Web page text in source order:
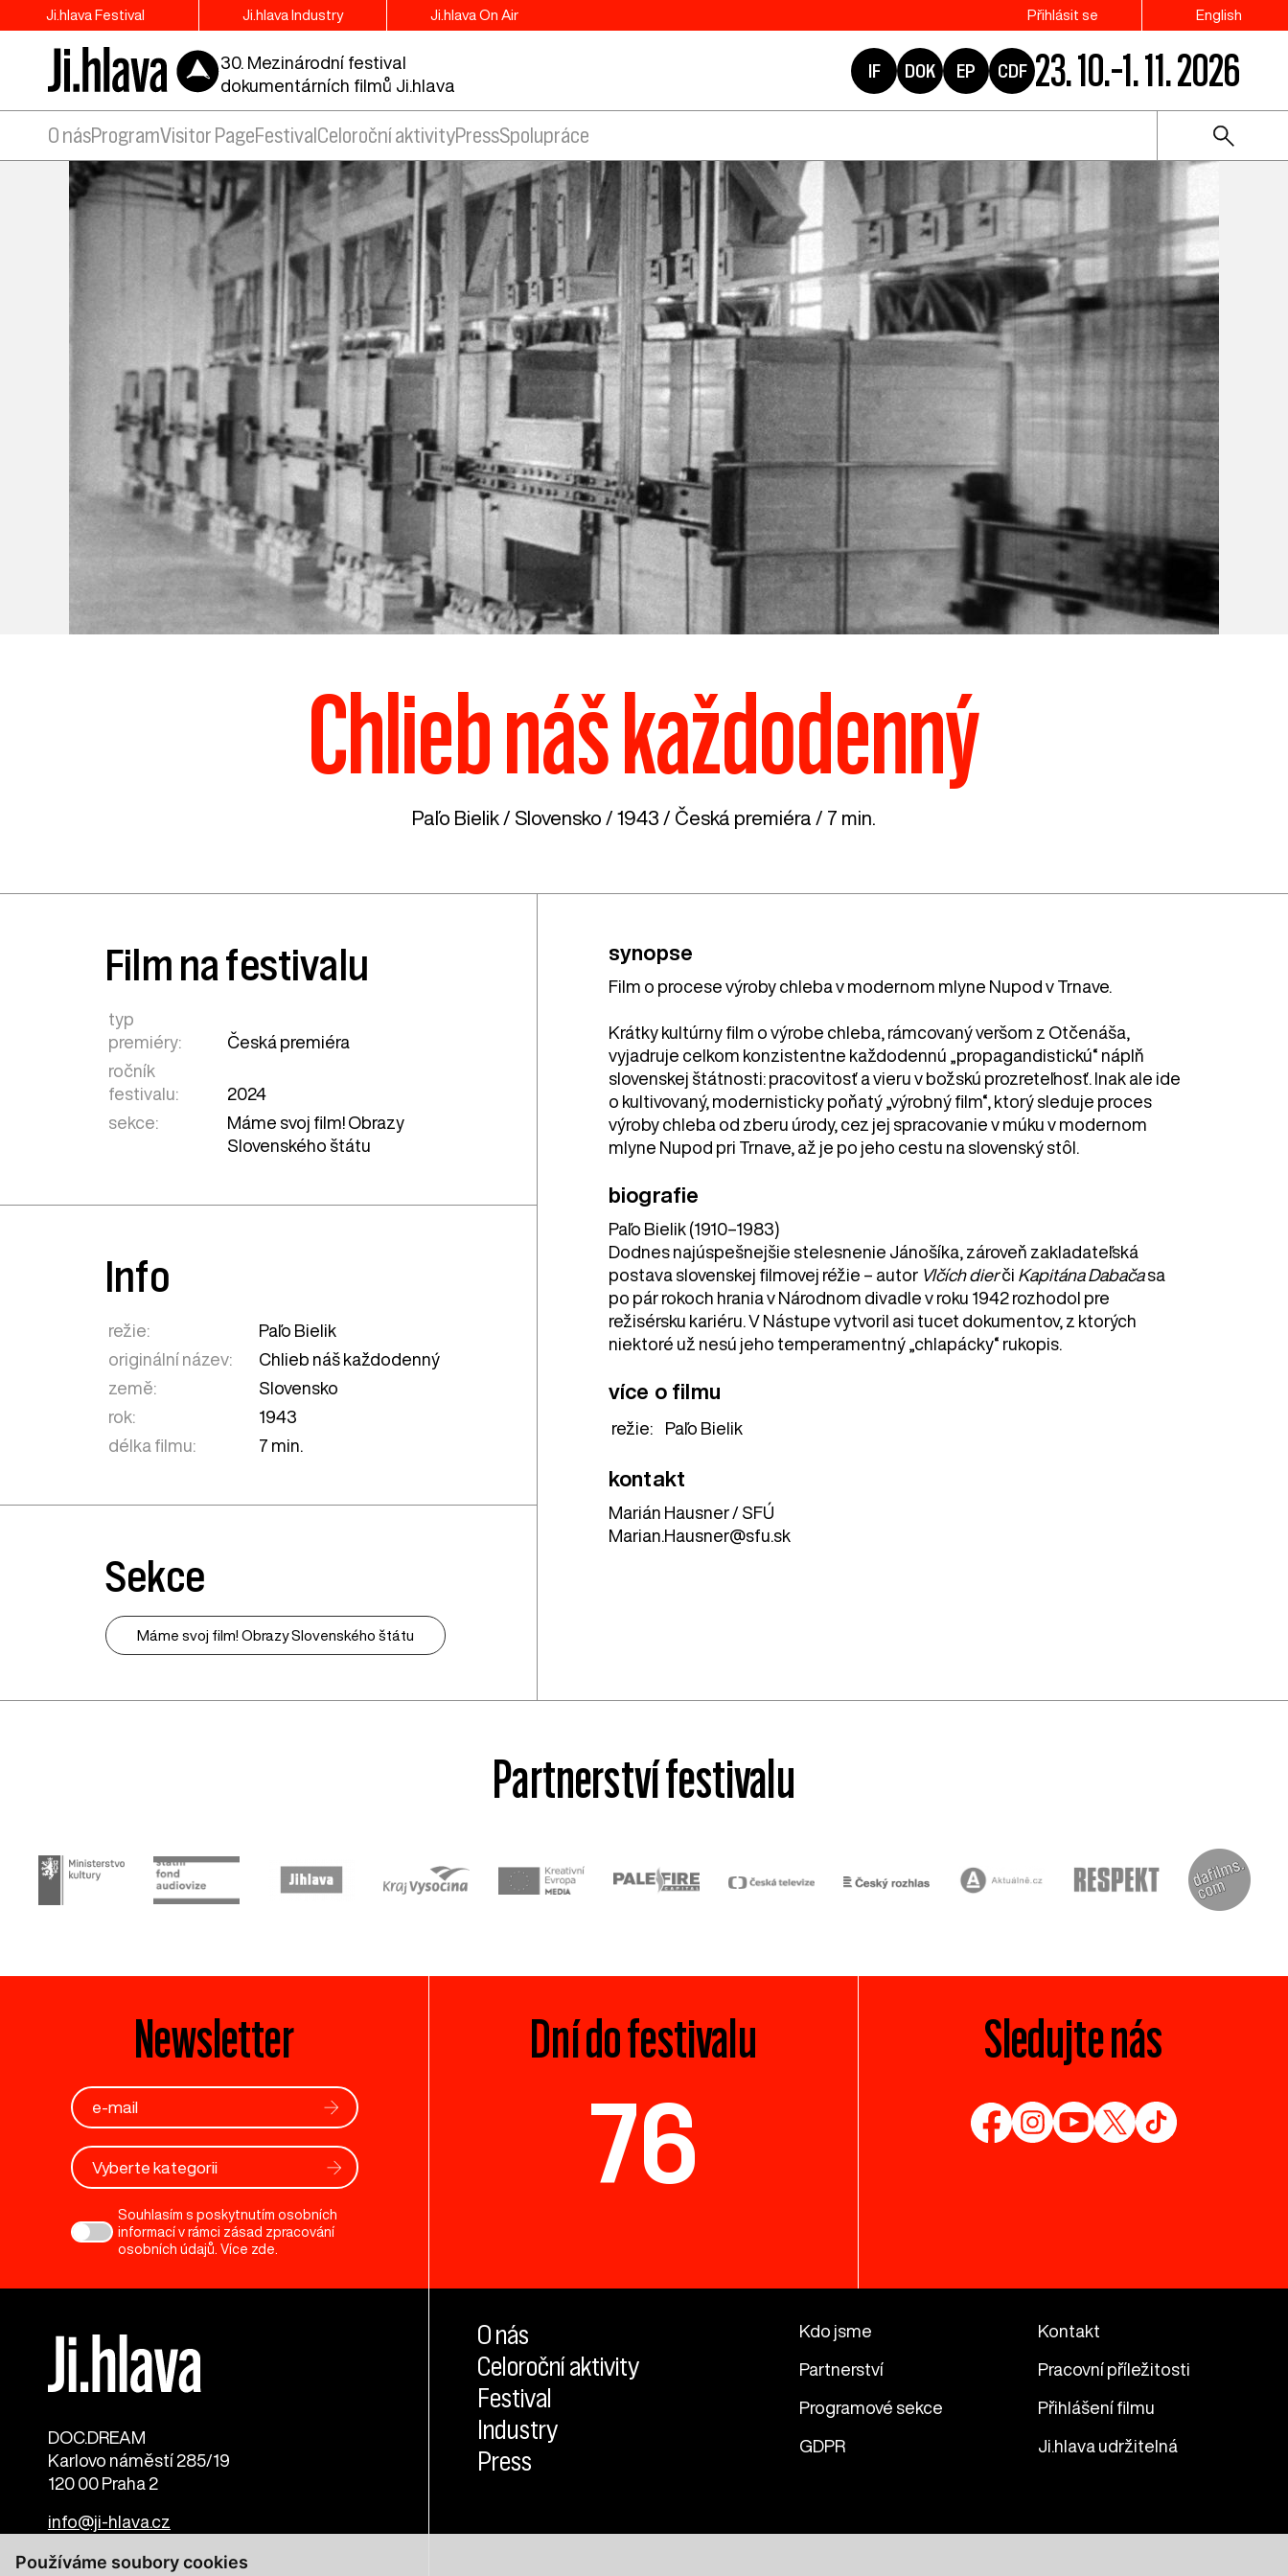
Používáme soubory cookies
Ji.hlava Festival Ji.hlava Industry Ji.hlava On Air Přihlásit se English
30. Mezinárodní festival
dokumentárních filmů Ji.hlava
IF DOK EP CDF 23. 10.–1. 11. 2026
O násProgramVisitor PageFestival Celoroční aktivityPressSpolupráce
Chlieb náš každodenný
Paľo Bielik / Slovensko / 1943 / Česká premiéra / 7 min.
synopse
Film o procese výroby chleba v modernom mlyne Nupod v Trnave.
Krátky kultúrny film o výrobe chleba, rámcovaný veršom z Otčenáša,
vyjadruje celkom konzistentne každodennú „propagandistickú“ náplň
slovenskej štátnosti: pracovitosť a vieru v božskú prozreteľnosť. Inak ale ide
o kultivovaný, modernisticky poňatý „výrobný film“, ktorý sleduje proces
výroby chleba od zberu úrody, cez jej spracovanie v múku v modernom
mlyne Nupod pri Trnave, až je po jeho cestu na slovenský stôl.
biografie
Paľo Bielik (1910–1983)
Dodnes najúspešnejšie stelesnenie Jánošíka, zároveň zakladateľská
postava slovenskej filmovej réžie – autor Vlčích dierči Kapitána Dabačasa
po pár rokoch hrania v Národnom divadle v roku 1942 rozhodol pre
režisérsku kariéru. V Nástupe vytvoril asi tucet dokumentov, z ktorých
niektoré už nesú jeho temperamentný „chlapácky“ rukopis.
více o filmu
režie: Paľo Bielik
kontakt
Marián Hausner / SFÚ
Marian.Hausner@sfu.sk
Film na festivalu
typ
premiéry:
Česká premiéra
ročník
festivalu:
2024
sekce:
Máme svoj film! Obrazy
Slovenského štátu
Info
režie:
Paľo Bielik
originální název:
Chlieb náš každodenný
země:
Slovensko
rok:
1943
délka filmu:
7 min.
Sekce
Máme svoj film! Obrazy Slovenského štátu
Partnerství festivalu
Newsletter
Vyberte kategorii
Souhlasím s poskytnutím osobních
informací v rámci zásad zpracování
osobních údajů. Více zde.
Dní do festivalu
76
Sledujte nás
DOC.DREAM​
Karlovo náměstí 285/19
120 00 Praha 2
info@ji-hlava.cz
O nás
Celoroční aktivity
Festival
Industry
Press
Kdo jsme Kontakt
Partnerství Pracovní příležitosti
Programové sekce Přihlášení filmu
GDPR Ji.hlava udržitelná